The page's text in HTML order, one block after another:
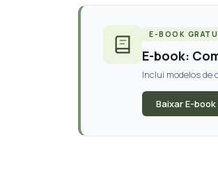
E-BOOK
E-book:
Inclui modelos
Baixar E-